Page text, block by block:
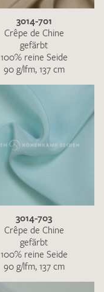
3014-701
Crêpe de Chine
gefärbt
100% reine Seide
90 g/lfm, 137 cm
3014-703
Crêpe de Chine
gefärbt
100% reine Seide
90 g/lfm, 137 cm